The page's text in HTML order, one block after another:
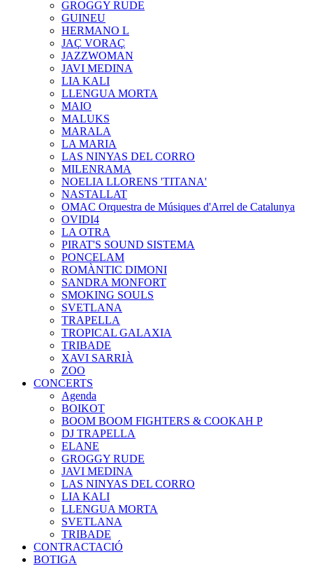
GROGGY RUDE
GUINEU
HERMANO L
JAÇ VORAÇ
JAZZWOMAN
JAVI MEDINA
LIA KALI
LLENGUA MORTA
MAIO
MALUKS
MARALA
LA MARIA
LAS NINYAS DEL CORRO
MILENRAMA
NOELIA LLORENS 'TITANA'
NASTALLAT
OMAC Orquestra de Músiques d'Arrel de Catalunya
OVIDI4
LA OTRA
PIRAT'S SOUND SISTEMA
PONCELAM
ROMÀNTIC DIMONI
SANDRA MONFORT
SMOKING SOULS
SVETLANA
TRAPELLA
TROPICAL GALAXIA
TRIBADE
XAVI SARRIÀ
ZOO
CONCERTS
Agenda
BOIKOT
BOOM BOOM FIGHTERS & COOKAH P
DJ TRAPELLA
ELANE
GROGGY RUDE
JAVI MEDINA
LAS NINYAS DEL CORRO
LIA KALI
LLENGUA MORTA
SVETLANA
TRIBADE
CONTRACTACIÓ
BOTIGA